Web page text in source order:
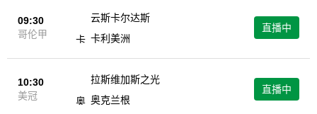
09:30
哥伦甲
云斯卡尔达斯
卡利美洲
直播中
10:30
美冠
拉斯维加斯之光
奥克兰根
直播中